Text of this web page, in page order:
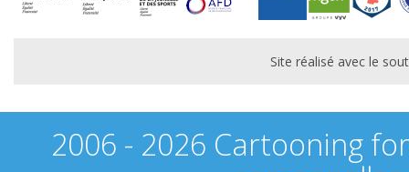
Site réalisé avec le
2006 - 2026 Cartooning